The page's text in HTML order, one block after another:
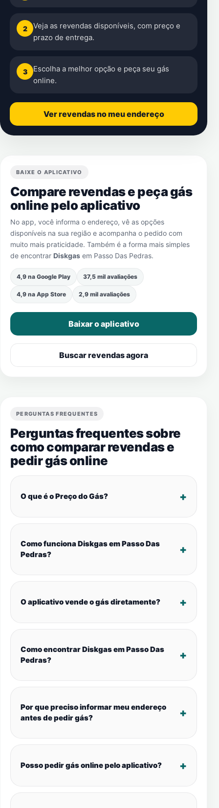
2
Veja as revendas disponíveis, com preço e
prazo de entrega.
3
Escolha a melhor opção e peça seu gás
online.
Ver revendas no meu endereço
BAIXE O APLICATIVO
Compare revendas e peça gás
online pelo aplicativo
No app, você informa o endereço, vê as opções
disponíveis na sua região e acompanha o pedido com
muito mais praticidade. Também é a forma mais simples
de encontrar Diskgas em Passo Das Pedras.
4,9 na Google Play 37,5 mil avaliações
4,9 na App Store 2,9 mil avaliações
Baixar o aplicativo
Buscar revendas agora
PERGUNTAS FREQUENTES
Perguntas frequentes sobre
como comparar revendas e
pedir gás online
O que é o Preço do Gás?
Como funciona Diskgas em Passo Das
Pedras?
O aplicativo vende o gás diretamente?
Como encontrar Diskgas em Passo Das
Pedras?
Por que preciso informar meu endereço
antes de pedir gás?
Posso pedir gás online pelo aplicativo?